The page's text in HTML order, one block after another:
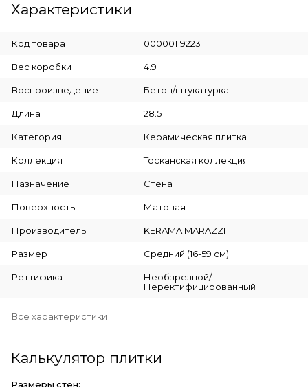
Характеристики
Код товара 00000119223
Вес коробки 4.9
Воспроизведение Бетон/штукатурка
Длина 28.5
Категория Керамическая плитка
Коллекция Тосканская коллекция
Назначение Стена
Поверхность Матовая
Производитель KERAMA MARAZZI
Размер Средний (16-59 см)
Реттификат
Необзрезной/
Неректифицированный
Все характеристики
Калькулятор плитки
Размеры стен: